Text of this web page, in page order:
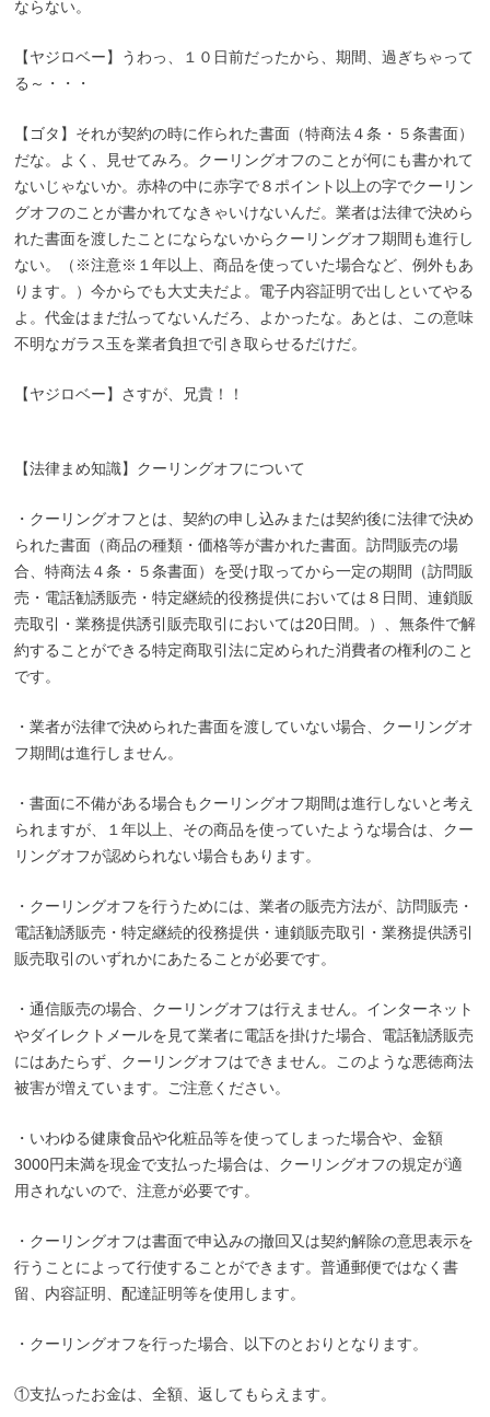
ならない。
【ヤジロベー】うわっ、１０日前だったから、期間、過ぎちゃって
る～・・・
【ゴタ】それが契約の時に作られた書面（特商法４条・５条書面）
だな。よく、見せてみろ。クーリングオフのことが何にも書かれて
ないじゃないか。赤枠の中に赤字で８ポイント以上の字でクーリン
グオフのことが書かれてなきゃいけないんだ。業者は法律で決めら
れた書面を渡したことにならないからクーリングオフ期間も進行し
ない。（※注意※１年以上、商品を使っていた場合など、例外もあ
ります。）今からでも大丈夫だよ。電子内容証明で出しといてやる
よ。代金はまだ払ってないんだろ、よかったな。あとは、この意味
不明なガラス玉を業者負担で引き取らせるだけだ。
【ヤジロベー】さすが、兄貴！！
【法律まめ知識】クーリングオフについて
・クーリングオフとは、契約の申し込みまたは契約後に法律で決め
られた書面（商品の種類・価格等が書かれた書面。訪問販売の場
合、特商法４条・５条書面）を受け取ってから一定の期間（訪問販
売・電話勧誘販売・特定継続的役務提供においては８日間、連鎖販
売取引・業務提供誘引販売取引においては20日間。）、無条件で解
約することができる特定商取引法に定められた消費者の権利のこと
です。
・業者が法律で決められた書面を渡していない場合、クーリングオ
フ期間は進行しません。
・書面に不備がある場合もクーリングオフ期間は進行しないと考え
られますが、１年以上、その商品を使っていたような場合は、クー
リングオフが認められない場合もあります。
・クーリングオフを行うためには、業者の販売方法が、訪問販売・
電話勧誘販売・特定継続的役務提供・連鎖販売取引・業務提供誘引
販売取引のいずれかにあたることが必要です。
・通信販売の場合、クーリングオフは行えません。インターネット
やダイレクトメールを見て業者に電話を掛けた場合、電話勧誘販売
にはあたらず、クーリングオフはできません。このような悪徳商法
被害が増えています。ご注意ください。
・いわゆる健康食品や化粧品等を使ってしまった場合や、金額
3000円未満を現金で支払った場合は、クーリングオフの規定が適
用されないので、注意が必要です。
・クーリングオフは書面で申込みの撤回又は契約解除の意思表示を
行うことによって行使することができます。普通郵便ではなく書
留、内容証明、配達証明等を使用します。
・クーリングオフを行った場合、以下のとおりとなります。
①支払ったお金は、全額、返してもらえます。